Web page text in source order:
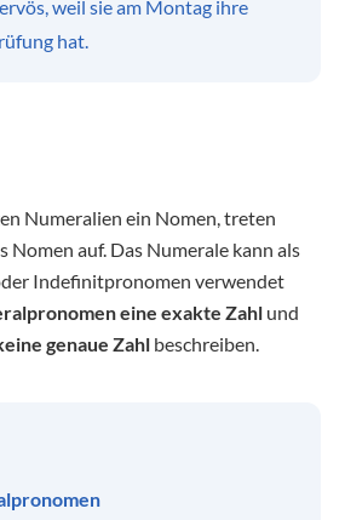
weil sie am Montag ihre
hat.
Numeralien ein Nomen, treten
Nomen auf. Das Numerale kann als
Indefinitpronomen verwendet
eine exakte Zahl und
genaue Zahl beschreiben.